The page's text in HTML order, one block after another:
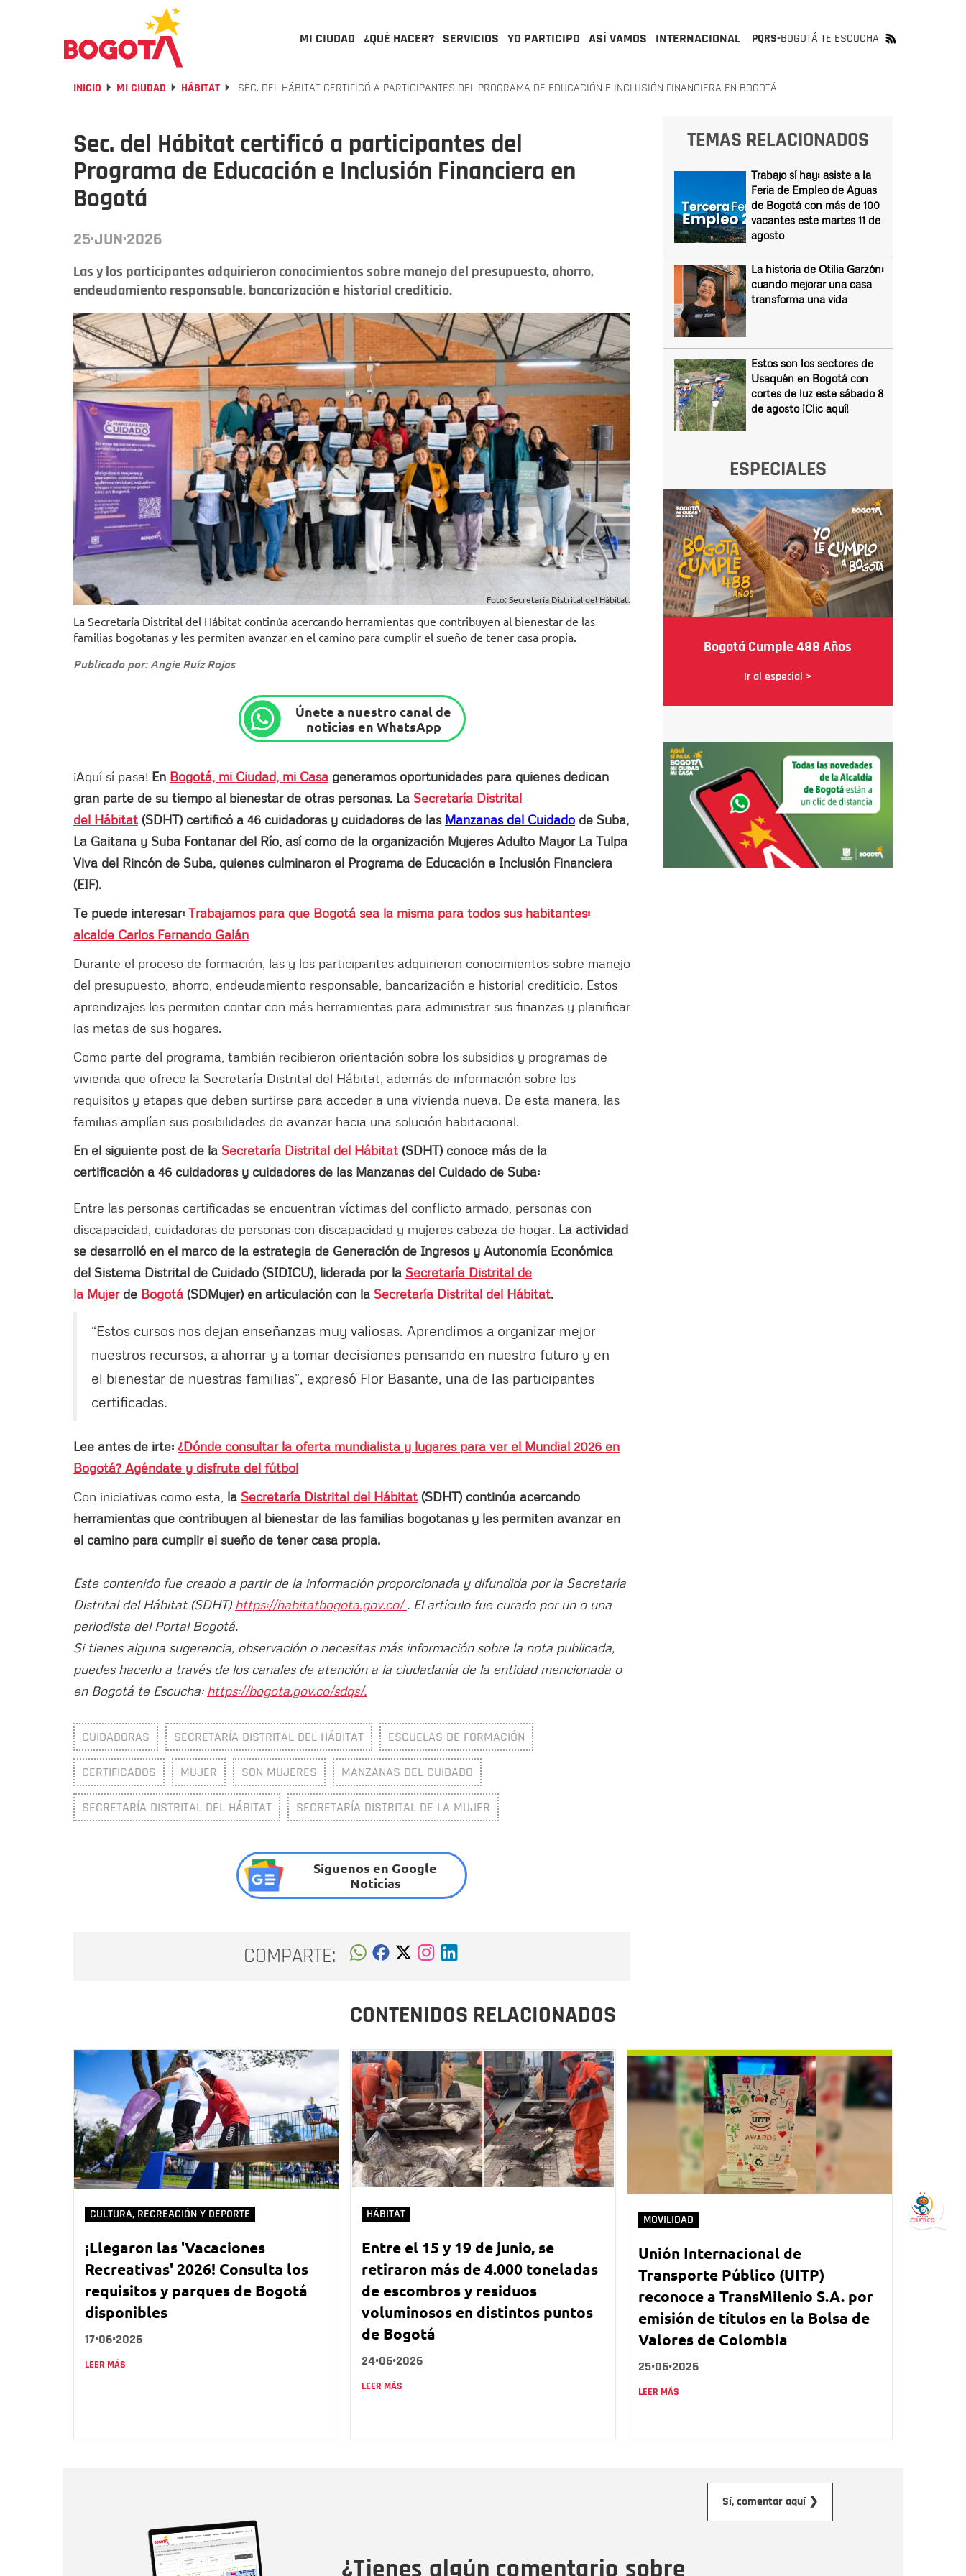
MI CIUDAD ¿QUÉ HACER? SERVICIOS YO PARTICIPO ASÍ VAMOS INTERNACIONAL PQRS-BOGOTÁ TE ESCUCHA
INICIO MI CIUDAD HÁBITAT SEC. DEL HÁBITAT CERTIFICÓ A PARTICIPANTES DEL PROGRAMA DE EDUCACIÓN E INCLUSIÓN FINANCIERA EN BOGOTÁ
Sec. del Hábitat certificó a participantes del
Programa de Educación e Inclusión Financiera en
Bogotá
25·JUN·2026
Las y los participantes adquirieron conocimientos sobre manejo del presupuesto, ahorro,
endeudamiento responsable, bancarización e historial crediticio.
Foto: Secretaría Distrital del Hábitat.
La Secretaría Distrital del Hábitat continúa acercando herramientas que contribuyen al bienestar de las
familias bogotanas y les permiten avanzar en el camino para cumplir el sueño de tener casa propia.
Publicado por: Angie Ruíz Rojas
Únete a nuestro canal de
noticias en WhatsApp
¡Aquí sí pasa! En Bogotá, mi Ciudad, mi Casa generamos oportunidades para quienes dedican
gran parte de su tiempo al bienestar de otras personas. La Secretaría Distrital
del Hábitat (SDHT) certificó a 46 cuidadoras y cuidadores de las Manzanas del Cuidado de Suba,
La Gaitana y Suba Fontanar del Río, así como de la organización Mujeres Adulto Mayor La Tulpa
Viva del Rincón de Suba, quienes culminaron el Programa de Educación e Inclusión Financiera
(EIF).
Te puede interesar: Trabajamos para que Bogotá sea la misma para todos sus habitantes:
alcalde Carlos Fernando Galán
Durante el proceso de formación, las y los participantes adquirieron conocimientos sobre manejo
del presupuesto, ahorro, endeudamiento responsable, bancarización e historial crediticio. Estos
aprendizajes les permiten contar con más herramientas para administrar sus finanzas y planificar
las metas de sus hogares.
Como parte del programa, también recibieron orientación sobre los subsidios y programas de
vivienda que ofrece la Secretaría Distrital del Hábitat, además de información sobre los
requisitos y etapas que deben surtirse para acceder a una vivienda nueva. De esta manera, las
familias amplían sus posibilidades de avanzar hacia una solución habitacional.
En el siguiente post de la Secretaría Distrital del Hábitat (SDHT) conoce más de la
certificación a 46 cuidadoras y cuidadores de las Manzanas del Cuidado de Suba:
Entre las personas certificadas se encuentran víctimas del conflicto armado, personas con
discapacidad, cuidadoras de personas con discapacidad y mujeres cabeza de hogar. La actividad
se desarrolló en el marco de la estrategia de Generación de Ingresos y Autonomía Económica
del Sistema Distrital de Cuidado (SIDICU), liderada por la Secretaría Distrital de
la Mujerde Bogotá (SDMujer) en articulación con la Secretaría Distrital del Hábitat.
“Estos cursos nos dejan enseñanzas muy valiosas. Aprendimos a organizar mejor
nuestros recursos, a ahorrar y a tomar decisiones pensando en nuestro futuro y en
el bienestar de nuestras familias”, expresó Flor Basante, una de las participantes
certificadas.
Lee antes de irte: ¿Dónde consultar la oferta mundialista y lugares para ver el Mundial 2026 en
Bogotá? Agéndate y disfruta del fútbol
Con iniciativas como esta, la Secretaría Distrital del Hábitat (SDHT) continúa acercando
herramientas que contribuyen al bienestar de las familias bogotanas y les permiten avanzar en
el camino para cumplir el sueño de tener casa propia.
Este contenido fue creado a partir de la información proporcionada y difundida por la Secretaría
Distrital del Hábitat (SDHT) https://habitatbogota.gov.co/. El artículo fue curado por un o una
periodista del Portal Bogotá.
Si tienes alguna sugerencia, observación o necesitas más información sobre la nota publicada,
puedes hacerlo a través de los canales de atención a la ciudadanía de la entidad mencionada o
en Bogotá te Escucha: https://bogota.gov.co/sdqs/.
CUIDADORAS SECRETARÍA DISTRITAL DEL HÁBITAT ESCUELAS DE FORMACIÓN
CERTIFICADOS MUJER SON MUJERES MANZANAS DEL CUIDADO
SECRETARÍA DISTRITAL DEL HÁBITAT SECRETARÍA DISTRITAL DE LA MUJER
Síguenos en Google
Noticias
COMPARTE:
TEMAS RELACIONADOS
Trabajo sí hay: asiste a la
Feria de Empleo de Aguas
de Bogotá con más de 100
vacantes este martes 11 de
agosto
La historia de Otilia Garzón:
cuando mejorar una casa
transforma una vida
Estos son los sectores de
Usaquén en Bogotá con
cortes de luz este sábado 8
de agosto ¡Clic aquí!
ESPECIALES
Bogotá Cumple 488 Años
Ir al especial >
CONTENIDOS RELACIONADOS
CULTURA, RECREACIÓN Y DEPORTE
¡Llegaron las 'Vacaciones
Recreativas' 2026! Consulta los
requisitos y parques de Bogotá
disponibles
17•06•2026
LEER MÁS
HÁBITAT
Entre el 15 y 19 de junio, se
retiraron más de 4.000 toneladas
de escombros y residuos
voluminosos en distintos puntos
de Bogotá
24•06•2026
LEER MÁS
MOVILIDAD
Unión Internacional de
Transporte Público (UITP)
reconoce a TransMilenio S.A. por
emisión de títulos en la Bolsa de
Valores de Colombia
25•06•2026
LEER MÁS
¿Tienes algún comentario sobre
Sí, comentar aquí ❯